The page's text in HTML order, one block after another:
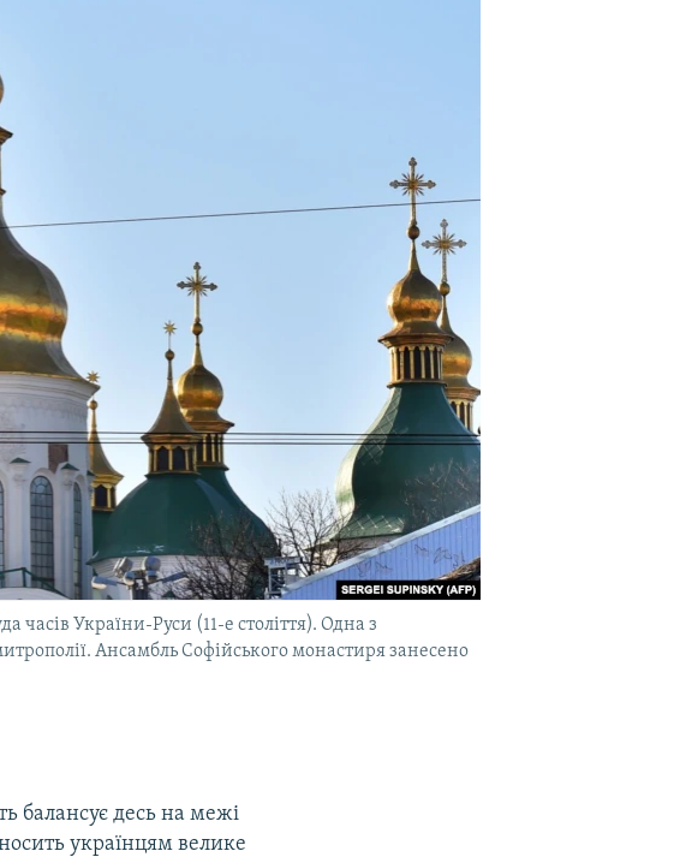
часів України-Руси (11-е століття). Одна з
Ансамбль Софійського монастиря занесено
балансує десь на межі
українцям велике